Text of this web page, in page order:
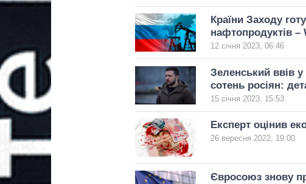
Країни Заходу
нафтопродуктів –
12 січня 2023, 06:46
Зеленський ввів
сотень росіян:
15 січня 2023, 15:53
Експерт оцінив
26 вересня 2022, 19:00
Євросоюз знову